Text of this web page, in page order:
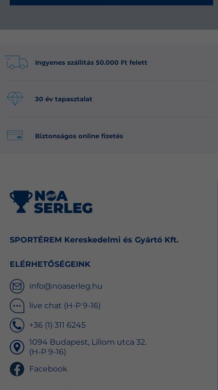
Ingyenes szállítás 50.000 Ft felett
30 év tapasztalat
Biztonságos online fizetés
SPORTÉREM Kereskedelmi és Gyártó Kft.
ELÉRHETŐSÉGEINK
info@noaserleg.hu
live chat (H-P 9-16)
+36 (1) 311 6245
1094 Budapest, Liliom utca 32.
(H-P 9-16)
Facebook